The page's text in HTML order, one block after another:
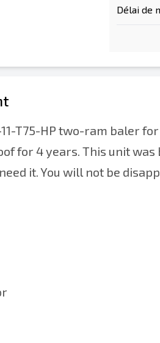
Délai de
11-T75-HP two-ram baler
for 4 years. This unit
it. You will not be